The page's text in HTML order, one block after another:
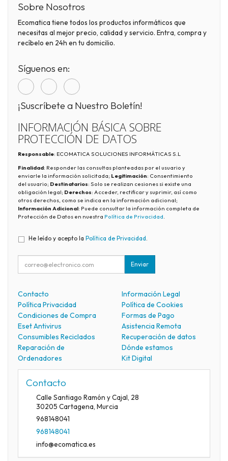
Sobre Nosotros
Ecomatica tiene todos los productos informáticos que
necesitas al mejor precio, calidad y servicio. Entra, compra y
recíbelo en 24h en tu domicilio.
Síguenos en:
¡Suscríbete a Nuestro Boletín!
INFORMACIÓN BÁSICA SOBRE
PROTECCIÓN DE DATOS
Responsable: ECOMATICA SOLUCIONES INFORMÁTICAS S.L
Finalidad: Responder las consultas planteadas por el usuario y
enviarle la información solicitada; Legitimación: Consentimiento
del usuario; Destinatarios: Solo se realizan cesiones si existe una
obligación legal; Derechos: Acceder, rectificar y suprimir, así como
otros derechos, como se indica en la información adicional;
Información Adicional: Puede consultar la información completa de
Protección de Datos en nuestra Política de Privacidad
He leído y acepto la Política de Privacidad.
Enviar
Contacto
Información Legal
Política Privacidad
Política de Cookies
Condiciones de Compra
Formas de Pago
Eset Antivirus
Asistencia Remota
Consumibles Reciclados
Recuperación de datos
Reparación de
Ordenadores
Dónde estamos
Kit Digital
Contacto
Calle Santiago Ramón y Cajal, 28
30205 Cartagena, Murcia
968148041
968148041
info@ecomatica.es